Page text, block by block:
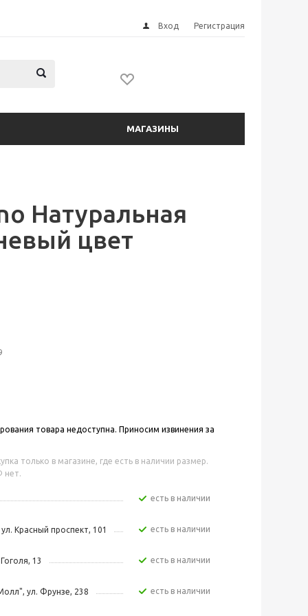
Вход
Регистрация
МАГАЗИНЫ
Натуральная
цвет
товара недоступна. Приносим извинения за
только в магазине, где есть в наличии размер.
нет.
Есть в наличии
Красный проспект, 101 Есть в наличии
13 Есть в наличии
ул. Фрунзе, 238 Есть в наличии